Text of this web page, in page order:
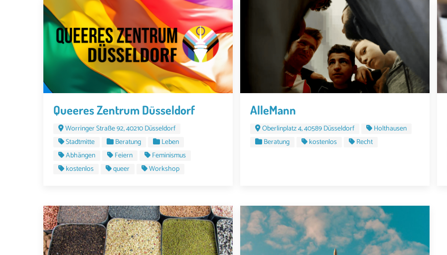
Queeres Zentrum Düsseldorf
Worringer Straße 92, 40210 Düsseldorf
Stadtmitte
Beratung
Leben
Abhängen
Feiern
Feminismus
kostenlos
queer Workshop
AlleMann
Oberlinplatz 4, 40589 Düsseldorf
Holthausen
Beratung
kostenlos Recht